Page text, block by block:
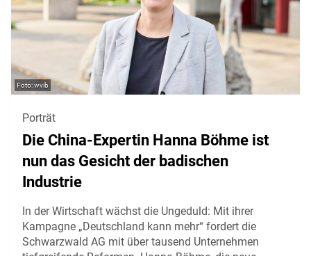
wvib
Porträt
Die China-Expertin Hanna Böhme ist
nun das Gesicht der badischen
Industrie
In der Wirtschaft wächst die Ungeduld: Mit ihrer
Kampagne „Deutschland kann mehr“ fordert die
Schwarzwald AG mit über tausend Unternehmen